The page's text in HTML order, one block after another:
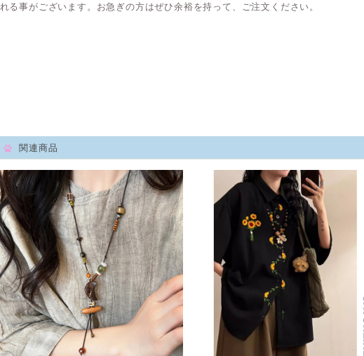
れる事がございます。お急ぎの方はぜひ余裕を持って、ご注文ください。
関連商品